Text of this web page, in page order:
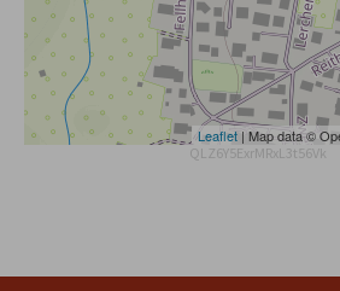
Leaflet | Map data ©
QLZ6Y5ExrMRxL3t56Vk